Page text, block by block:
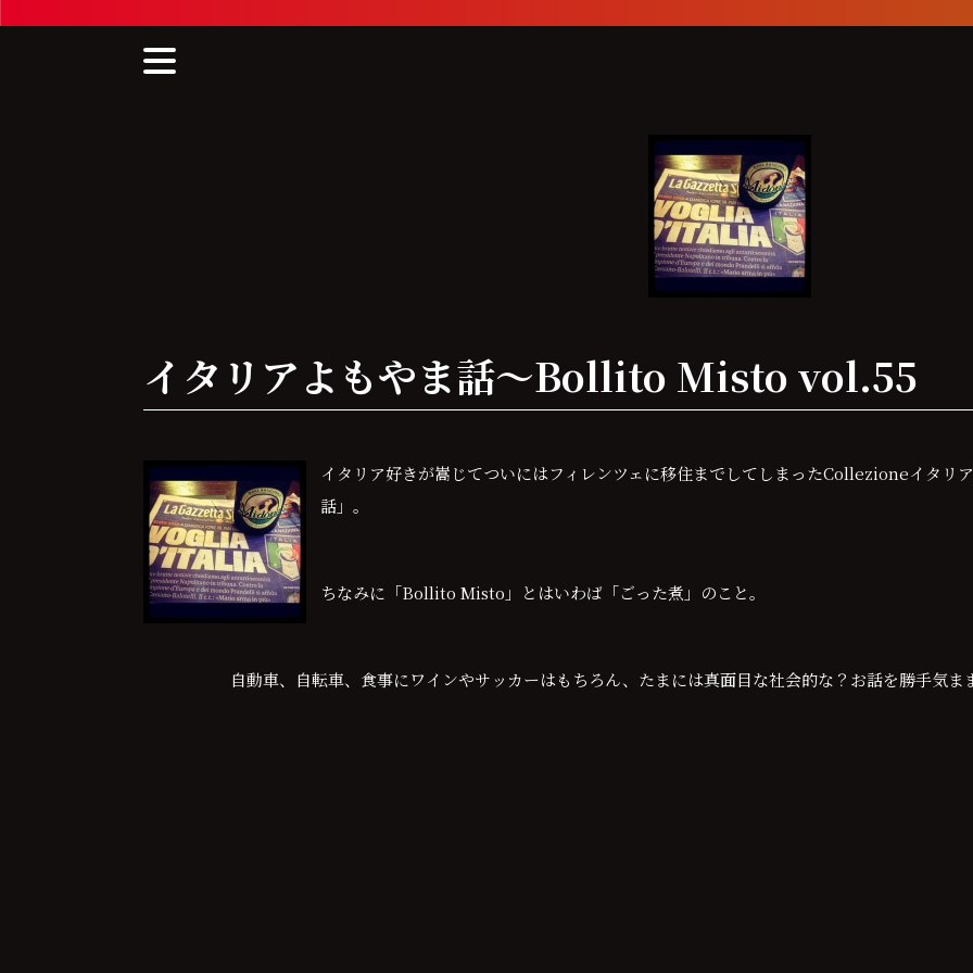
イタリアよもやま話〜Bollito Misto vol.55
イタリア好きが嵩じてついにはフィレンツェに移住までしてしまったCollezioneイタリ
話」。
ちなみに「Bollito Misto」とはいわば「ごった煮」のこと。
自動車、自転車、食事にワインやサッカーはもちろん、たまには真面目な社会的な？お話を勝手気ま